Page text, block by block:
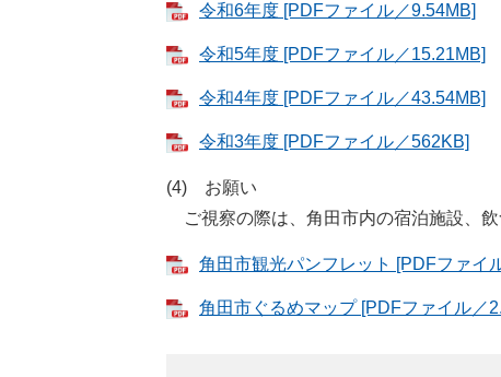
令和6年度 [PDFファイル／9.54MB]
令和5年度 [PDFファイル／15.21MB]
令和4年度 [PDFファイル／43.54MB]
令和3年度 [PDFファイル／562KB]
(4) お願い
ご視察の際は、角田市内の宿泊施設、飲
角田市観光パンフレット [PDFファイ
角田市ぐるめマップ [PDFファイル／